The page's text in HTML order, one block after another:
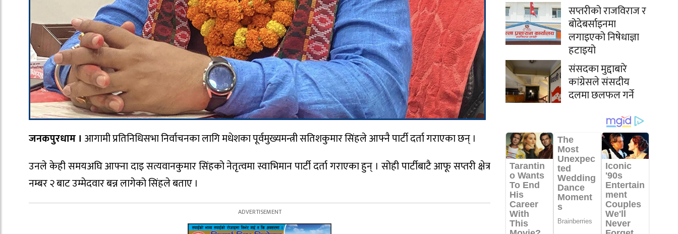
जनकपुरधाम । आगामी प्रतिनिधिसभा निर्वाचनका लागि मधेशका पूर्वमुख्यमन्त्री सतिशकुमार सिंहले आफ्नै पार्टी दर्ता गराएका छन् ।
उनले केही समयअघि आफ्ना दाइ सत्यवानकुमार सिंहको नेतृत्वमा स्वाभिमान पार्टी दर्ता गराएका हुन् । सोही पार्टीबाटै आफू सप्तरी क्षेत्र
नम्बर २ बाट उम्मेदवार बन्न लागेको सिंहले बताए ।
सप्तरीको राजविराज र
बोदेबर्साइनमा
लगाइएको निषेधाज्ञा
हटाइयो
संसदका मुद्दाबारे
कांग्रेसले संसदीय
दलमा छलफल गर्ने